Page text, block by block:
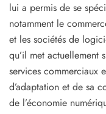
lui a permis de se
notamment le
et les sociétés de
qu’il met actuellement
services commerciaux
d’adaptation et de sa
de l’économie